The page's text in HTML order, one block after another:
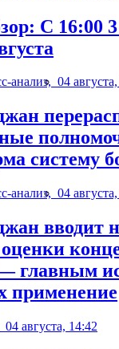
С 16:00 3
анализ, 04
систему
анализ, 04
вводит
главным
применение
04 августа, 14:42